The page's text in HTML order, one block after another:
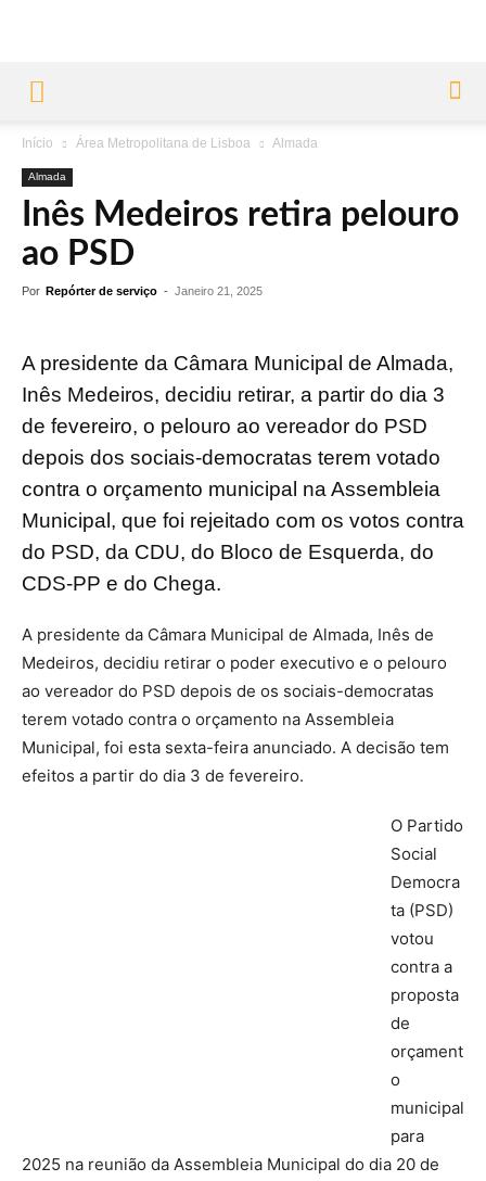
Início Área Metropolitana de Lisboa Almada
Almada
Inês Medeiros retira pelouro
ao PSD
Por Repórter de serviço - Janeiro 21, 2025
A presidente da Câmara Municipal de Almada,
Inês Medeiros, decidiu retirar, a partir do dia 3
de fevereiro, o pelouro ao vereador do PSD
depois dos sociais-democratas terem votado
contra o orçamento municipal na Assembleia
Municipal, que foi rejeitado com os votos contra
do PSD, da CDU, do Bloco de Esquerda, do
CDS-PP e do Chega.
A presidente da Câmara Municipal de Almada, Inês de
Medeiros, decidiu retirar o poder executivo e o pelouro
ao vereador do PSD depois de os sociais-democratas
terem votado contra o orçamento na Assembleia
Municipal, foi esta sexta-feira anunciado. A decisão tem
efeitos a partir do dia 3 de fevereiro.
O Partido
Social
Democra
ta (PSD)
votou
contra a
proposta
de
orçament
o
municipal
para
2025 na reunião da Assembleia Municipal do dia 20 de